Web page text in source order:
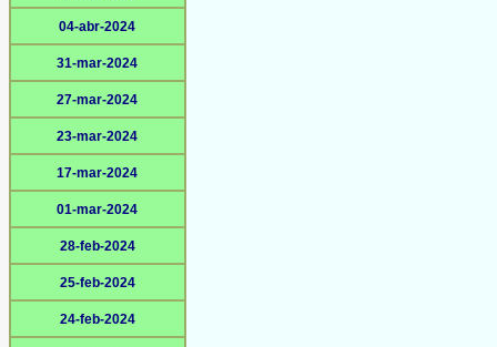
04-abr-2024
31-mar-2024
27-mar-2024
23-mar-2024
17-mar-2024
01-mar-2024
28-feb-2024
25-feb-2024
24-feb-2024